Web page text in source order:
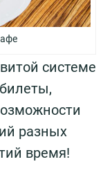
системе
разных
время!